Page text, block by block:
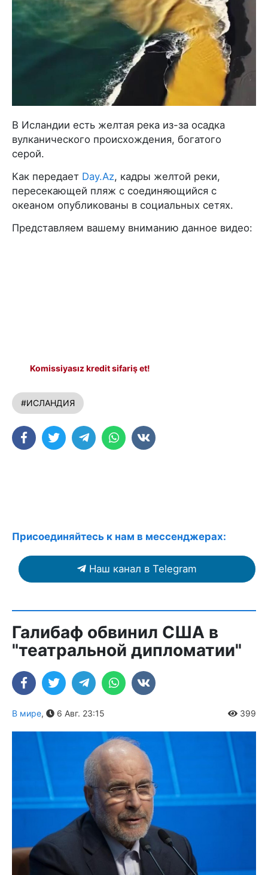
В Исландии есть желтая река из-за осадка
вулканического происхождения, богатого
серой.
Как передает Day.Az, кадры желтой реки,
пересекающей пляж с соединяющийся с
океаном опубликованы в социальных сетях.
Представляем вашему вниманию данное видео:
Komissiyasız kredit sifariş et!
#ИСЛАНДИЯ
Присоединяйтесь к нам в мессенджерах:
Наш канал в Telegram
Галибаф обвинил США в
"театральной дипломатии"
В мире, 6 Авг. 23:15 399